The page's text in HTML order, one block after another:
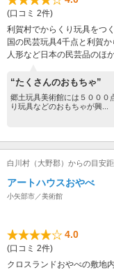
(口コミ 2件)
利賀村でからくり玩具をつ
国の民芸玩具4千点と利賀
人形など日本の民芸品のほ
“たくさんのおもちゃ”
郷土玩具美術館には５０００
り玩具などのおもちゃが興...
白川村（大野郡）からの目安
アートハウスおやべ
小矢部市／美術館
4.0
(口コミ 2件)
クロスランドおやべの敷地